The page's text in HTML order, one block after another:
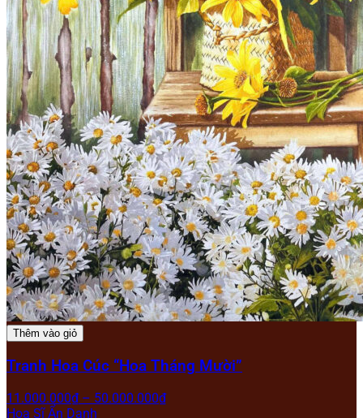
Thêm vào giỏ
Tranh Hoa Cúc “Hoa Tháng Mười”
11.000.000₫ – 50.000.000₫
Họa Sĩ Ẩn Danh